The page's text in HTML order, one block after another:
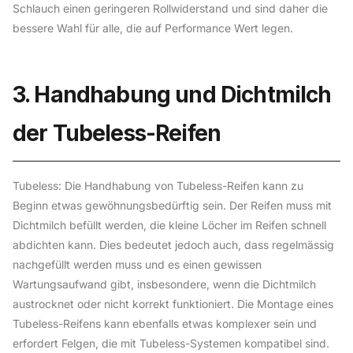
Schlauch einen geringeren Rollwiderstand und sind daher die
bessere Wahl für alle, die auf Performance Wert legen.
3. Handhabung und Dichtmilch
der Tubeless-Reifen
Tubeless: Die Handhabung von Tubeless-Reifen kann zu
Beginn etwas gewöhnungsbedürftig sein. Der Reifen muss mit
Dichtmilch befüllt werden, die kleine Löcher im Reifen schnell
abdichten kann. Dies bedeutet jedoch auch, dass regelmässig
nachgefüllt werden muss und es einen gewissen
Wartungsaufwand gibt, insbesondere, wenn die Dichtmilch
austrocknet oder nicht korrekt funktioniert. Die Montage eines
Tubeless-Reifens kann ebenfalls etwas komplexer sein und
erfordert Felgen, die mit Tubeless-Systemen kompatibel sind.